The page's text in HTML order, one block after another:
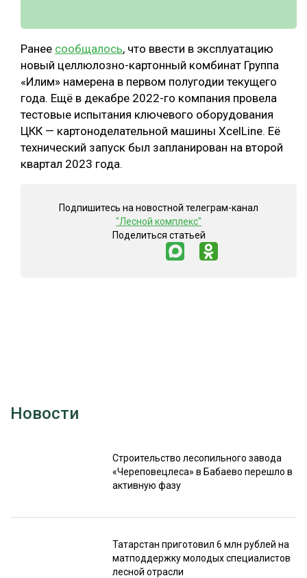
Ранее сообщалось, что ввести в эксплуатацию
новый целлюлозно-картонный комбинат Группа
«Илим» намерена в первом полугодии текущего
года. Ещё в декабре 2022-го компания провела
тестовые испытания ключевого оборудования
ЦКК — картоноделательной машины XcelLine. Её
технический запуск был запланирован на второй
квартал 2023 года.
Подпишитесь на новостной телеграм-канал
"Лесной комплекс"
Поделиться статьей
Новости
Строительство лесопильного завода
«Череповецлеса» в Бабаево перешло в
активную фазу
Татарстан приготовил 6 млн рублей на
матподдержку молодых специалистов
лесной отрасли